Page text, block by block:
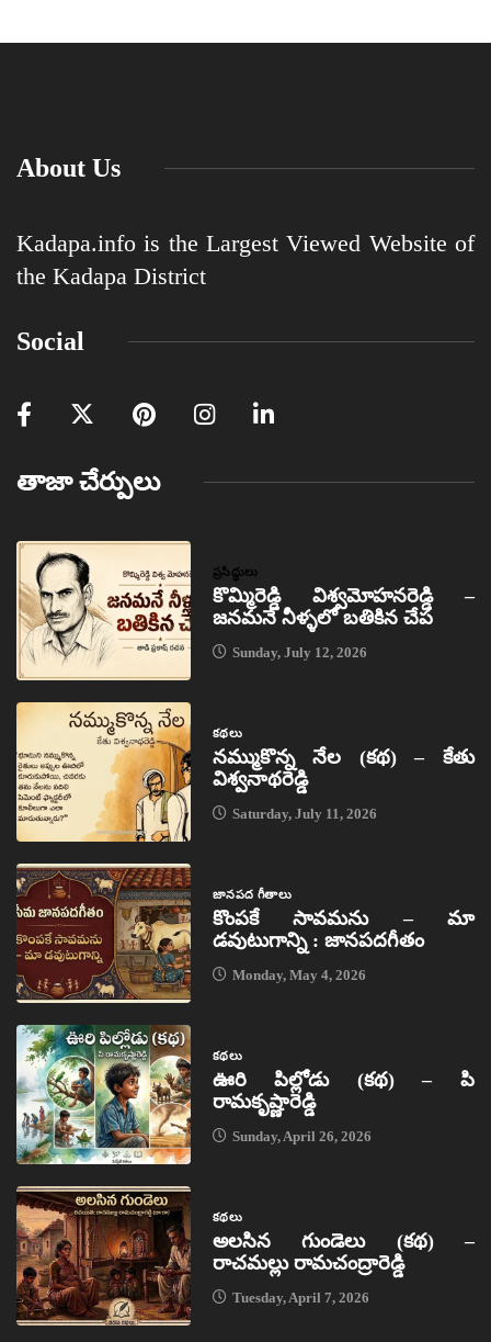
About Us
Kadapa.info is the Largest Viewed Website of
the Kadapa District
Social
తాజా చేర్పులు
ప్రసిద్ధులు
కొమ్మిరెడ్డి విశ్వమోహనరెడ్డి –
జనమనే నీళ్ళలో బతికిన చేప
Sunday, July 12, 2026
కథలు
నమ్ముకొన్న నేల (కథ) – కేతు
విశ్వనాథరెడ్డి
Saturday, July 11, 2026
జానపద గీతాలు
కొంపకే సావమను – మా
డవుటుగాన్ని : జానపదగీతం
Monday, May 4, 2026
కథలు
ఊరి పిల్లోడు (కథ) – పి
రామకృష్ణారెడ్డి
Sunday, April 26, 2026
కథలు
అలసిన గుండెలు (కథ) –
రాచమల్లు రామచంద్రారెడ్డి
Tuesday, April 7, 2026